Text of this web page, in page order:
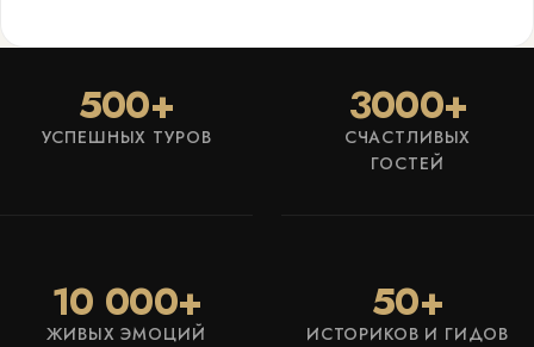
500+
УСПЕШНЫХ ТУРОВ
3000+
СЧАСТЛИВЫХ
ГОСТЕЙ
10 000+
ЖИВЫХ ЭМОЦИЙ
50+
ИСТОРИКОВ И ГИДОВ